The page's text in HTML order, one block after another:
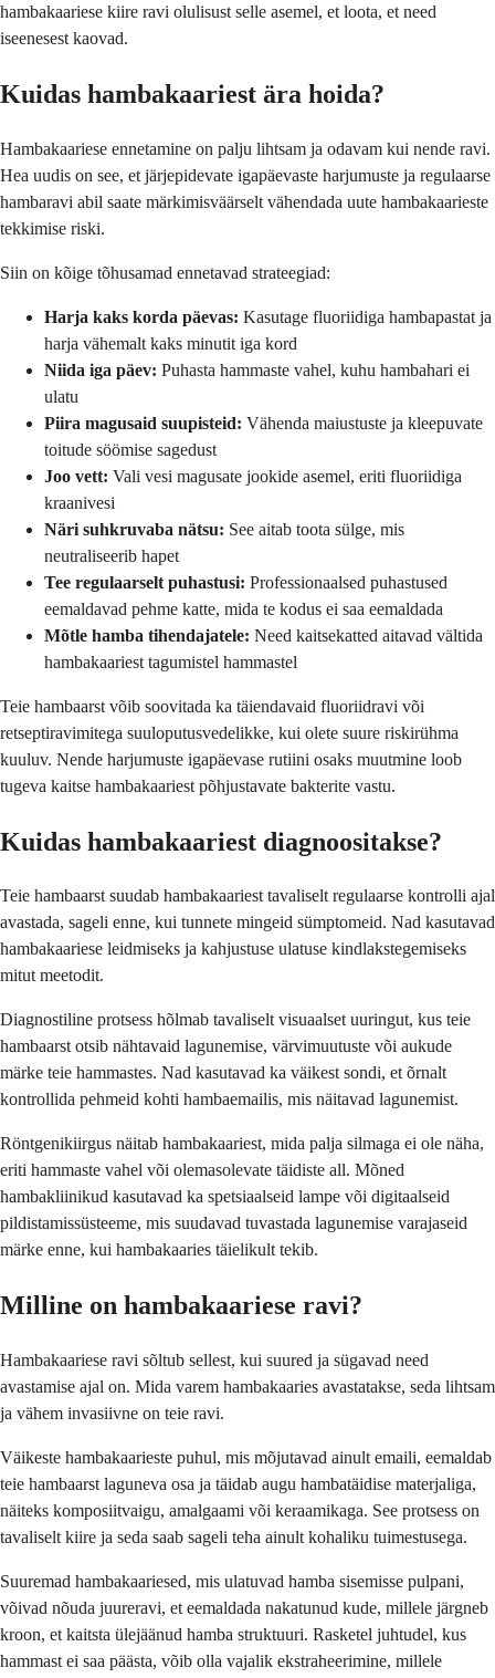
hambakaariese kiire ravi olulisust selle asemel, et loota, et need
iseenesest kaovad.
Kuidas hambakaariest ära hoida?
Hambakaariese ennetamine on palju lihtsam ja odavam kui nende ravi.
Hea uudis on see, et järjepidevate igapäevaste harjumuste ja regulaarse
hambaravi abil saate märkimisväärselt vähendada uute hambakaarieste
tekkimise riski.
Siin on kõige tõhusamad ennetavad strateegiad:
Harja kaks korda päevas: Kasutage fluoriidiga hambapastat ja
harja vähemalt kaks minutit iga kord
Niida iga päev: Puhasta hammaste vahel, kuhu hambahari ei
ulatu
Piira magusaid suupisteid: Vähenda maiustuste ja kleepuvate
toitude söömise sagedust
Joo vett: Vali vesi magusate jookide asemel, eriti fluoriidiga
kraanivesi
Näri suhkruvaba nätsu: See aitab toota sülge, mis
neutraliseerib hapet
Tee regulaarselt puhastusi: Professionaalsed puhastused
eemaldavad pehme katte, mida te kodus ei saa eemaldada
Mõtle hamba tihendajatele: Need kaitsekatted aitavad vältida
hambakaariest tagumistel hammastel
Teie hambaarst võib soovitada ka täiendavaid fluoriidravi või
retseptiravimitega suuloputusvedelikke, kui olete suure riskirühma
kuuluv. Nende harjumuste igapäevase rutiini osaks muutmine loob
tugeva kaitse hambakaariest põhjustavate bakterite vastu.
Kuidas hambakaariest diagnoositakse?
Teie hambaarst suudab hambakaariest tavaliselt regulaarse kontrolli ajal
avastada, sageli enne, kui tunnete mingeid sümptomeid. Nad kasutavad
hambakaariese leidmiseks ja kahjustuse ulatuse kindlakstegemiseks
mitut meetodit.
Diagnostiline protsess hõlmab tavaliselt visuaalset uuringut, kus teie
hambaarst otsib nähtavaid lagunemise, värvimuutuste või aukude
märke teie hammastes. Nad kasutavad ka väikest sondi, et õrnalt
kontrollida pehmeid kohti hambaemailis, mis näitavad lagunemist.
Röntgenikiirgus näitab hambakaariest, mida palja silmaga ei ole näha,
eriti hammaste vahel või olemasolevate täidiste all. Mõned
hambakliinikud kasutavad ka spetsiaalseid lampe või digitaalseid
pildistamissüsteeme, mis suudavad tuvastada lagunemise varajaseid
märke enne, kui hambakaaries täielikult tekib.
Milline on hambakaariese ravi?
Hambakaariese ravi sõltub sellest, kui suured ja sügavad need
avastamise ajal on. Mida varem hambakaaries avastatakse, seda lihtsam
ja vähem invasiivne on teie ravi.
Väikeste hambakaarieste puhul, mis mõjutavad ainult emaili, eemaldab
teie hambaarst laguneva osa ja täidab augu hambatäidise materjaliga,
näiteks komposiitvaigu, amalgaami või keraamikaga. See protsess on
tavaliselt kiire ja seda saab sageli teha ainult kohaliku tuimestusega.
Suuremad hambakaariesed, mis ulatuvad hamba sisemisse pulpani,
võivad nõuda juureravi, et eemaldada nakatunud kude, millele järgneb
kroon, et kaitsta ülejäänud hamba struktuuri. Rasketel juhtudel, kus
hammast ei saa päästa, võib olla vajalik ekstraheerimine, millele